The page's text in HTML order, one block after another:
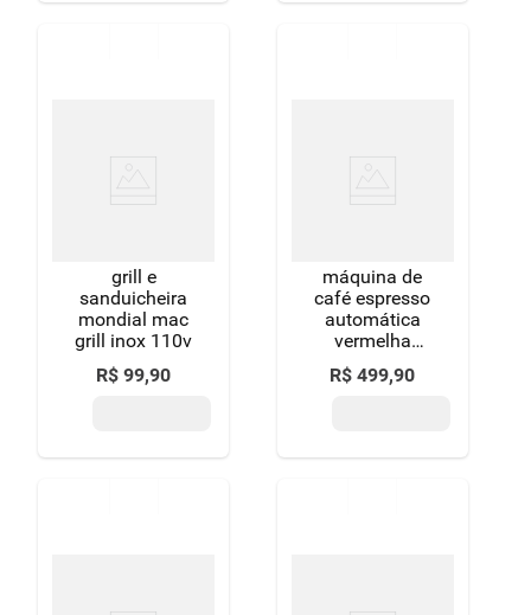
grill e
sanduicheira
mondial mac
grill inox 110v
R$ 99,90
máquina de
café espresso
automática
vermelha
brilhante g1
lov 950ml tres
R$ 499,90